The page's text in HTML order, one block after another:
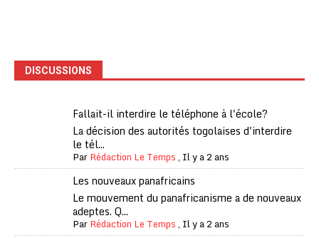
DISCUSSIONS
Fallait-il interdire le téléphone à l'école?
La décision des autorités togolaises d'interdire
le tél...
ParRédaction Le Temps, Il y a 2 ans
Les nouveaux panafricains
Le mouvement du panafricanisme a de nouveaux
adeptes. Q...
ParRédaction Le Temps, Il y a 2 ans